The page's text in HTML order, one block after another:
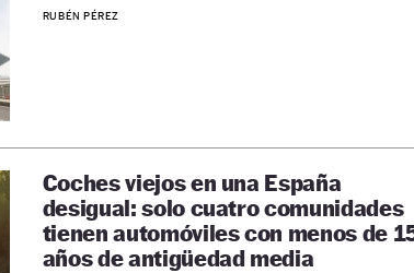
RUBÉN PÉREZ
Coches viejos en una España
desigual: solo cuatro comunidades
tienen automóviles con menos de
años de antigüedad media